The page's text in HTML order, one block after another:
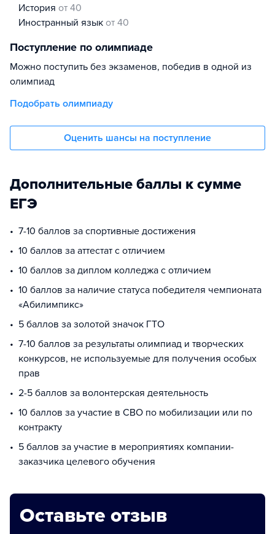
история от 40
иностранный язык от 40
Поступление по олимпиаде
Можно поступить без экзаменов, победив в одной из
олимпиад
Подобрать олимпиаду
Оценить шансы на поступление
Дополнительные баллы к сумме
ЕГЭ
7-10 баллов за спортивные достижения
10 баллов за аттестат с отличием
10 баллов за диплом колледжа с отличием
10 баллов за наличие статуса победителя чемпионата
«Абилимпикс»
5 баллов за золотой значок ГТО
7-10 баллов за результаты олимпиад и творческих
конкурсов, не используемые для получения особых
прав
2-5 баллов за волонтерская деятельность
10 баллов за участие в СВО по мобилизации или по
контракту
5 баллов за участие в мероприятиях компании-
заказчика целевого обучения
Оставьте отзыв